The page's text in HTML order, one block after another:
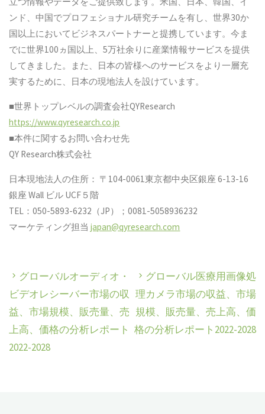
ンド、中国でプロフェショナル研究チームを有し、世界30か
国以上においてビジネスパートナーと提携しています。今ま
でに世界100ヵ国以上、5万社余りに産業情報サービスを提供
してきました。また、日本の皆様へのサービスをより一層充
実するために、日本の現地法人を設けています。
■世界トップレベルの調査会社QYResearch
https://www.qyresearch.co.jp
■本件に関するお問い合わせ先
QY Research株式会社
日本現地法人の住所： 〒104-0061東京都中央区銀座 6-13-16
銀座 Wall ビル UCF５階
TEL：050-5893-6232（JP）；0081-5058936232
マーケティング担当japan@qyresearch.com
グローバルオーディオ・
ビデオレシーバー市場の収
益、市場規模、販売量、売
上高、価格の分析レポート
2022-2028
グローバル医療用画像処
理カメラ市場の収益、市場
規模、販売量、売上高、価
格の分析レポート2022-2028